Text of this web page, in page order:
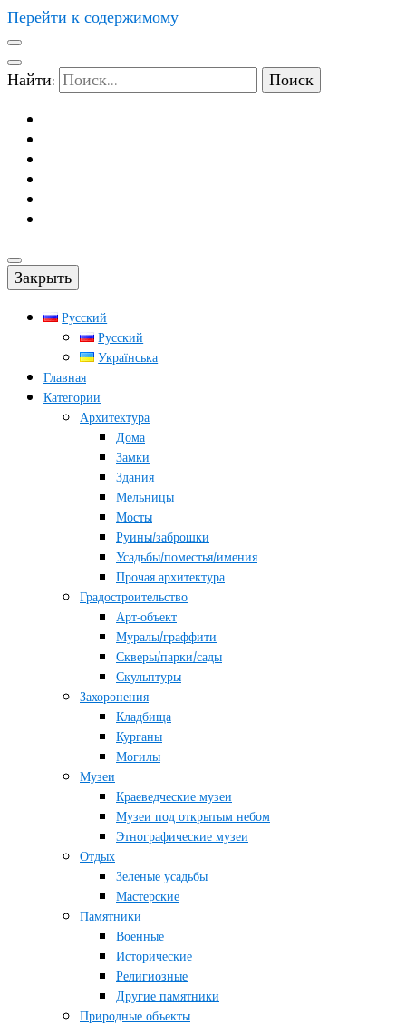
Перейти к содержимому
Найти:
Закрыть
Русский
Русский
Українська
Главная
Категории
Архитектура
Дома
Замки
Здания
Мельницы
Мосты
Руины/заброшки
Усадьбы/поместья/имения
Прочая архитектура
Градостроительство
Арт-объект
Муралы/граффити
Скверы/парки/сады
Скульптуры
Захоронения
Кладбища
Курганы
Могилы
Музеи
Краеведческие музеи
Музеи под открытым небом
Этнографические музеи
Отдых
Зеленые усадьбы
Мастерские
Памятники
Военные
Исторические
Религиозные
Другие памятники
Природные объекты